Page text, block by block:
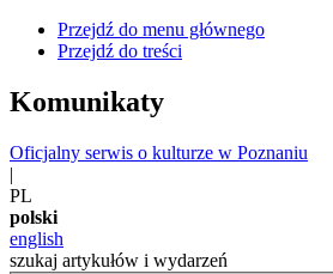
Przejdź do menu głównego
Przejdź do treści
Komunikaty
Oficjalny serwis o kulturze w Poznaniu
|
PL
polski
english
szukaj artykułów i wydarzeń